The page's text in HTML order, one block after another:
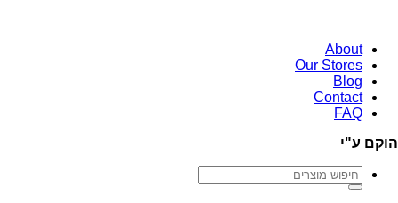
About
Our Stores
Blog
Contact
FAQ
הוקם ע"י
חיפוש
עבור: